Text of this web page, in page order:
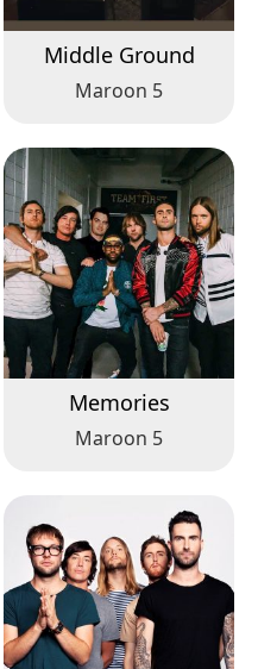
Middle Ground
Maroon 5
Memories
Maroon 5